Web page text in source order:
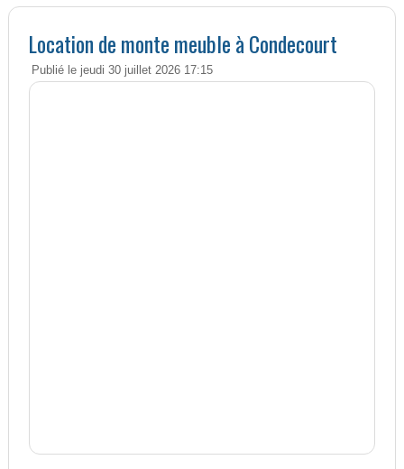
Location de monte meuble à Condecourt
Publié le jeudi 30 juillet 2026 17:15